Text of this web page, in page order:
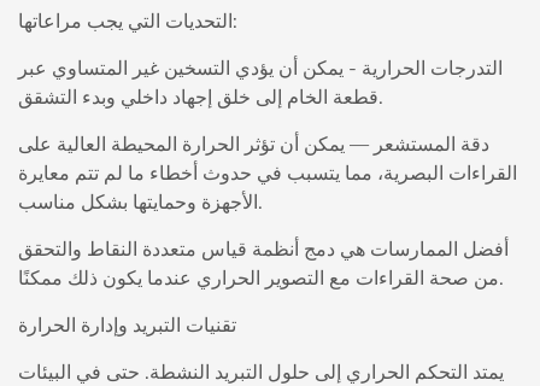
التحديات التي يجب مراعاتها:
التدرجات الحرارية - يمكن أن يؤدي التسخين غير المتساوي عبر
قطعة الخام إلى خلق إجهاد داخلي وبدء التشقق.
دقة المستشعر — يمكن أن تؤثر الحرارة المحيطة العالية على
القراءات البصرية، مما يتسبب في حدوث أخطاء ما لم تتم معايرة
الأجهزة وحمايتها بشكل مناسب.
أفضل الممارسات هي دمج أنظمة قياس متعددة النقاط والتحقق
من صحة القراءات مع التصوير الحراري عندما يكون ذلك ممكنًا.
تقنيات التبريد وإدارة الحرارة
يمتد التحكم الحراري إلى حلول التبريد النشطة. حتى في البيئات